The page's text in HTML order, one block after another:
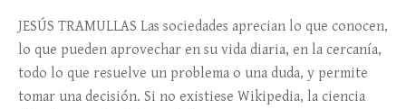
JESÚS TRAMULLAS Las sociedades aprecian lo que conocen,
lo que pueden aprovechar en su vida diaria, en la cercanía,
todo lo que resuelve un problema o una duda, y permite
tomar una decisión. Si no existiese Wikipedia, la ciencia